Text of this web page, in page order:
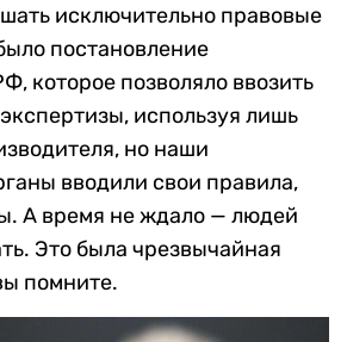
исключительно правовые
постановление
которое позволяло ввозить
используя лишь
но наши
вводили свои правила,
А время не ждало — людей
Это была чрезвычайная
помните.